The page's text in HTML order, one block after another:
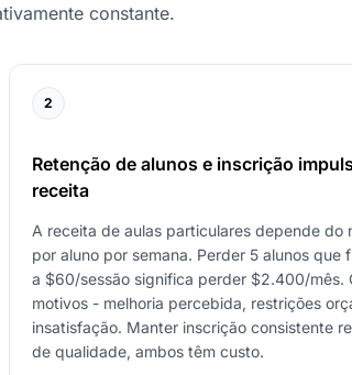
constante.
2
Retenção de alunos e inscrição
receita
A receita de aulas particulares depende do
por aluno por semana. Perder 5 alunos
a $60/sessão significa perder $2.400/mês.
motivos - melhoria percebida, restrições
insatisfação. Manter inscrição consistente
de qualidade, ambos têm custo.